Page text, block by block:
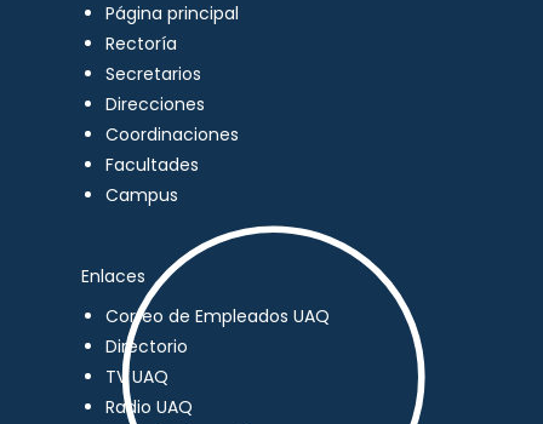
Página principal
Rectoría
Secretarios
Direcciones
Coordinaciones
Facultades
Campus
Enlaces
Correo de Empleados UAQ
Directorio
TV UAQ
Radio UAQ